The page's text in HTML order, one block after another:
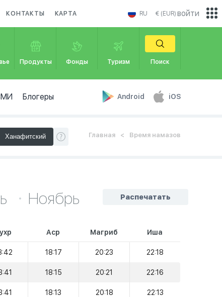
КОНТАКТЫ КАРТА RU € (EUR)
Продукты Фонды Туризм Поиск
Блогеры Android iOS
войти
Главная Время намазов
Распечатать
Ноябрь
Аср Магриб Иша
18:17 20:23 22:18
18:15 20:21 22:16
18:13 20:18 22:13